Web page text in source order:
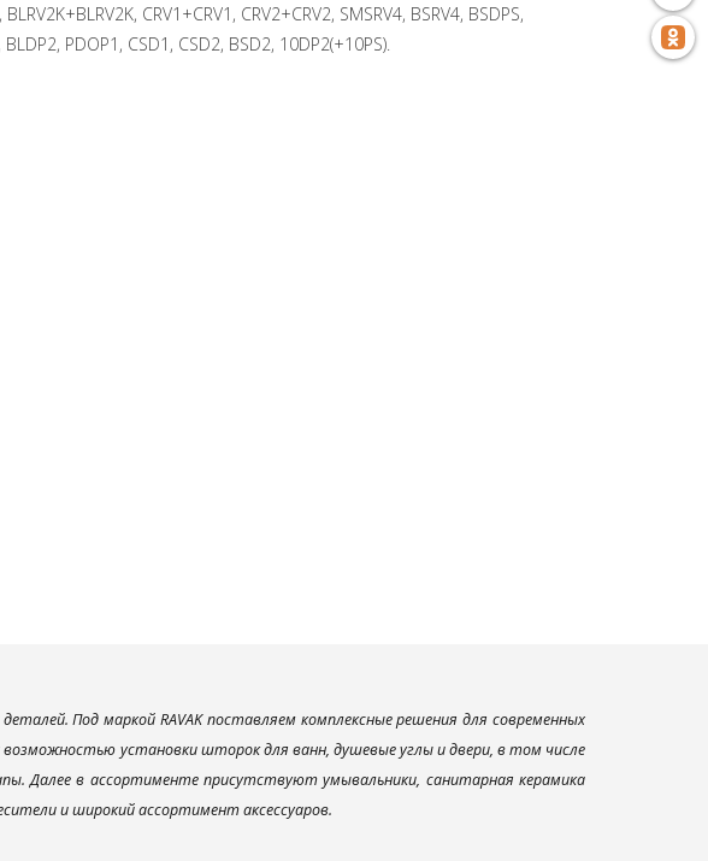
CRV1+CRV1, CRV2+CRV2, SMSRV4, BSRV4, BSDPS,
PDOP1, CSD1, CSD2, BSD2, 10DP2(+10PS).
Под маркой RAVAK поставляем комплексные решения для современных
установки шторок для ванн, душевые углы и двери, в том числе
Далее в ассортименте присутствуют умывальники, санитарная керамика
и широкий ассортимент аксессуаров.